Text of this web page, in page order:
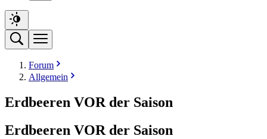
Forum
Allgemein
Erdbeeren VOR der Saison
Erdbeeren VOR der Saison